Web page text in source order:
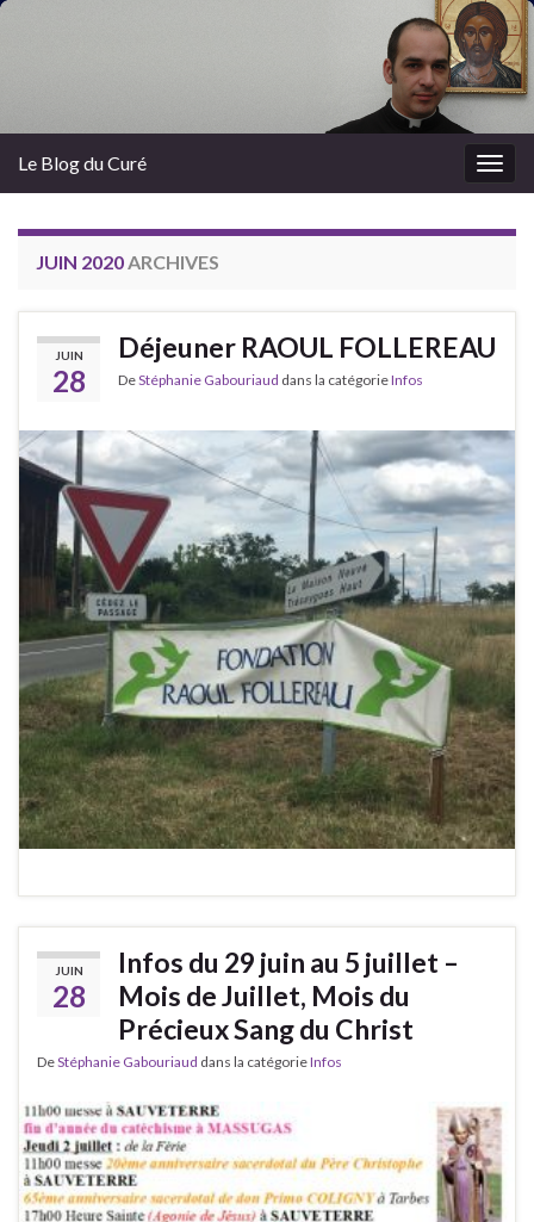
Le Blog du Curé
JUIN 2020ARCHIVES
JUIN
28
Déjeuner RAOUL FOLLEREAU
DeStéphanie Gabouriaud dans la catégorieInfos
JUIN
28
Infos du 29 juin au 5 juillet –
Mois de Juillet, Mois du
Précieux Sang du Christ
DeStéphanie Gabouriaud dans la catégorieInfos